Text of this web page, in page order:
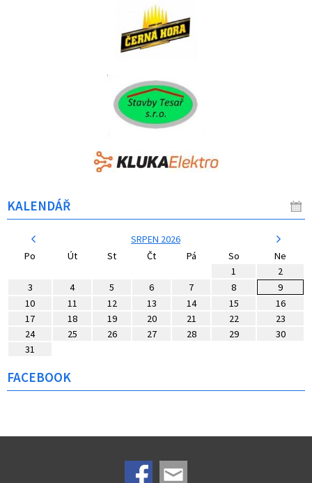
KALENDÁŘ
SRPEN 2026
Po
Út St Čt Pá So
Ne
1
2
3
4 5 6 7 8
9
10
11 12 13 14 15
16
17
18 19 20 21 22
23
24
25 26 27 28 29
30
31
FACEBOOK